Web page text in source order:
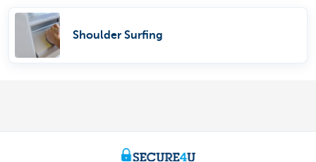
Shoulder Surfing